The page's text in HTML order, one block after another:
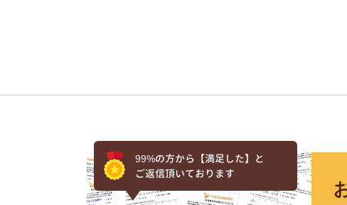
99%の方から【満足した】と
ご返信頂いております